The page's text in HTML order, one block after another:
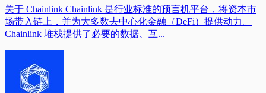
关于 Chainlink Chainlink 是行业标准的预言机平台，将资本市
场带入链上，并为大多数去中心化金融（DeFi）提供动力。
Chainlink 堆栈提供了必要的数据、互...